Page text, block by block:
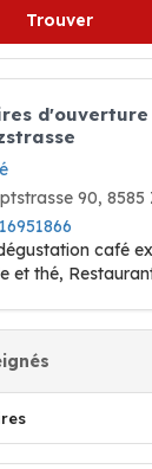
Trouver
d'ouverture
90, 8585
café
et thé,